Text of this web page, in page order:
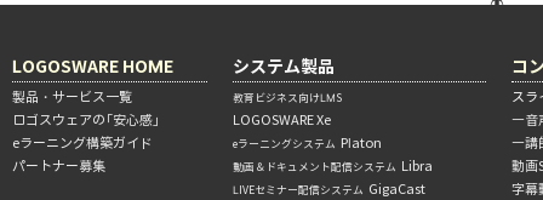
LOGOSWARE HOME
製品・サービス一覧
ロゴスウェアの「安心感」
eラーニング構築ガイド
パートナー募集
システム製品
教育ビジネス向けLMS
LOGOSWARE Xe
eラーニングシステム Platon
動画＆ドキュメント配信システム Libra
LIVEセミナー配信システム GigaCast
コ
スラ
―音
―講
動画
字幕